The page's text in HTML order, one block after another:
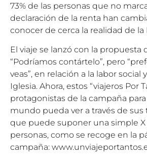
73% de las personas que no
declaración de la renta han
conocer de cerca la realidad de la
El viaje se lanzó con la propuesta
“Podríamos contártelo”, pero
veas”, en relación a la labor social
Iglesia. Ahora, estos “viajeros Por
protagonistas de la campaña
mundo pueda ver a través de
que puede suponer una simple
personas, como se recoge en la
campaña: